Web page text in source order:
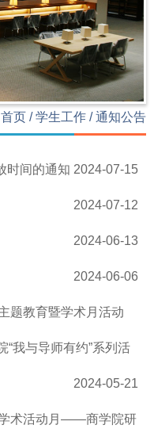
首页 /学生工作 /通知公告
时间的通知 2024-07-15
2024-07-12
2024-06-13
2024-06-06
题教育暨学术月活动
我与导师有约”系列活
2024-05-21
术活动月——商学院研